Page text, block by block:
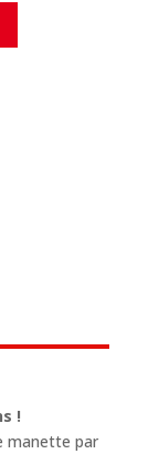
!
manette par